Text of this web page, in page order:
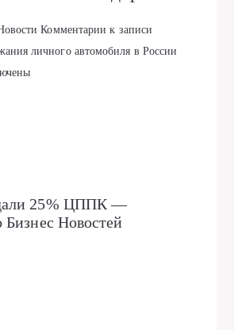
Комментариик записи
личного автомобиля в России
25% ЦППК —
Бизнес Новостей